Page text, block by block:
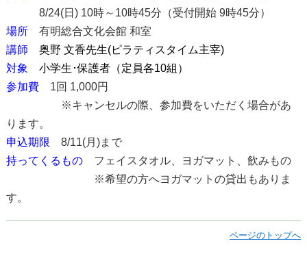
8/24(日) 10時～10時45分 （受付開始 9時45分）
場所有明総合文化会館 和室
講師
奥野 文香先生(ピラティスタイム主宰)
対象
小学生･保護者（定員各10組）
参加費1回 1,000円
※キャンセルの際、参加費をいただく場合があ
ります。
申込期限 8/11(月)まで
持ってくるものフェイスタオル、ヨガマット、飲みもの
※希望の方へヨガマットの貸出もありま
す。
ページのトップへ